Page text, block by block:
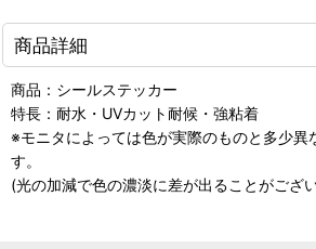
商品詳細
商品：シールステッカー
特長：耐水・UVカット耐候・強粘着
※モニタによっては色が実際のものと多少異
す。
(光の加減で色の濃淡に差が出ることがござい